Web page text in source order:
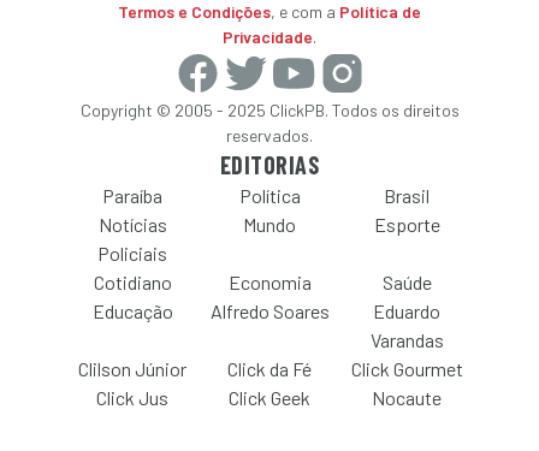
Termos e Condições, e com a Política de
Privacidade.
Copyright © 2005 - 2025 ClickPB. Todos os direitos
reservados.
EDITORIAS
Paraíba Política
Brasil
Notícias
Policiais
Mundo Esporte
Cotidiano Economia
Saúde
Educação
Alfredo Soares
Eduardo
Varandas
Clilson Júnior
Click da Fé
Click Gourmet
Click Jus
Click Geek Nocaute